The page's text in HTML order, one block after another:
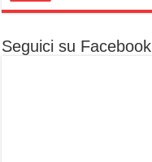
Seguici su Facebook